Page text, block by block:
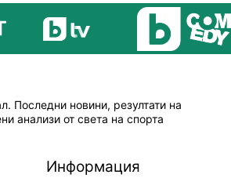
Последни новини, резултати на
анализи от света на спорта
Информация